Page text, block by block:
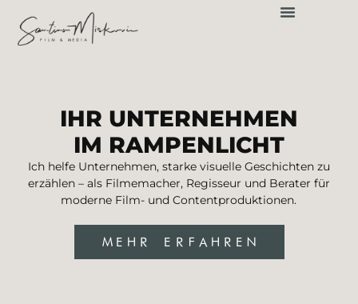
springen
IHR UNTERNEHMEN
IM RAMPENLICHT
Ich helfe Unternehmen, starke visuelle Geschichten zu
erzählen – als Filmemacher, Regisseur und Berater für
moderne Film- und Contentproduktionen.
MEHR ERFAHREN